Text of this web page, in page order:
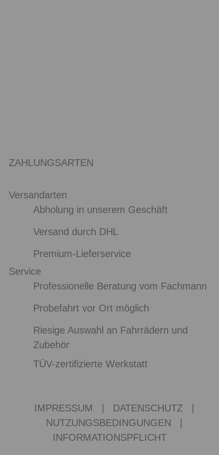
ZAHLUNGSARTEN
Versandarten
Abholung in unserem Geschäft
Versand durch DHL
Premium-Lieferservice
Service
Professionelle Beratung vom Fachmann
Probefahrt vor Ort möglich
Riesige Auswahl an Fahrrädern und
Zubehör
TÜV-zertifizierte Werkstatt
IMPRESSUM DATENSCHUTZ
NUTZUNGSBEDINGUNGEN
INFORMATIONSPFLICHT